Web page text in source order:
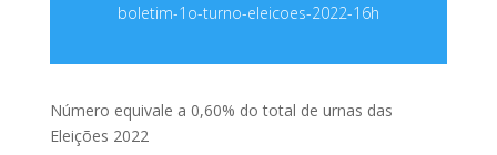
boletim-1o-turno-eleicoes-2022-16h
Número equivale a 0,60% do total de urnas das
Eleições 2022